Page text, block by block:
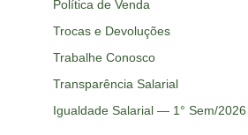
Política de Venda
Trocas e Devoluções
Trabalhe Conosco
Transparência Salarial
Igualdade Salarial — 1° Sem/2026